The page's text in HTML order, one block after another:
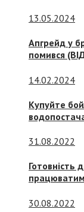
13.05.2024
Апгрейд у
помився
14.02.2024
Купуйте
31.08.2022
Готовність
30.08.2022